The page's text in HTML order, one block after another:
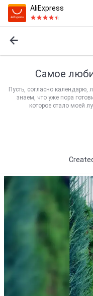
AliExpress
Самое
Пусть, согласно календарю,
знаем, что уже пора
которое стало моей